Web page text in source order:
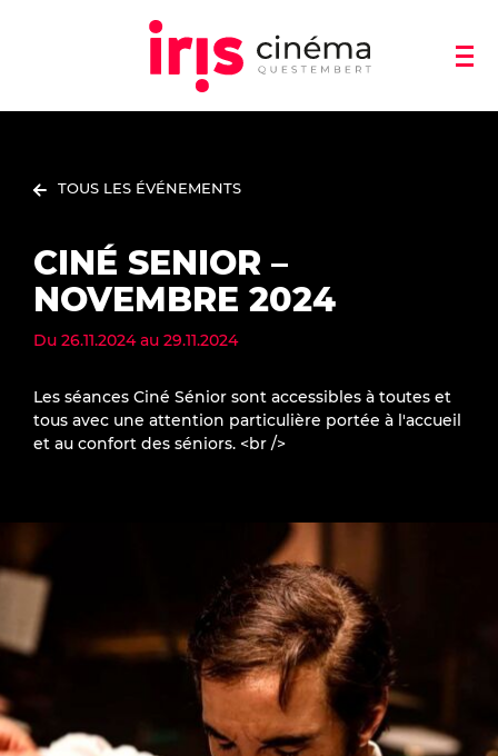
TOUS LES ÉVÉNEMENTS
CINÉ SENIOR –
NOVEMBRE 2024
Du 26.11.2024au 29.11.2024
Les séances Ciné Sénior sont accessibles à toutes et
tous avec une attention particulière portée à l'accueil
et au confort des séniors. <br />